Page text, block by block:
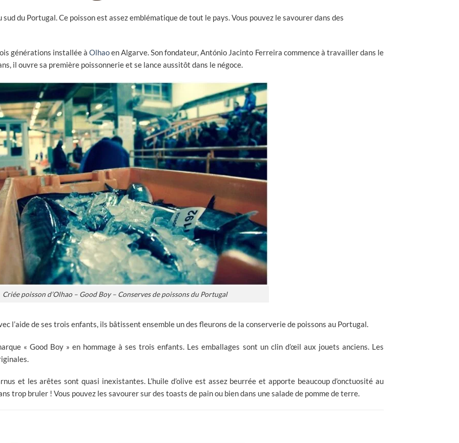
du Portugal. Ce poisson est assez emblématique de tout le pays. Vous pouvez le savourer dans des
générations installée à Olhaoen Algarve. Son fondateur, António Jacinto Ferreira commence à travailler dans le
il ouvre sa première poissonnerie et se lance aussitôt dans le négoce.
Criée poisson d’Olhao – Good Boy – Conserves de poissons du Portugal
l’aide de ses trois enfants, ils bâtissent ensemble un des fleurons de la conserverie de poissons au Portugal.
« Good Boy » en hommage à ses trois enfants. Les emballages sont un clin d’œil aux jouets anciens. Les
et les arêtes sont quasi inexistantes. L’huile d’olive est assez beurrée et apporte beaucoup d’onctuosité au
trop bruler ! Vous pouvez les savourer sur des toasts de pain ou bien dans une salade de pomme de terre.